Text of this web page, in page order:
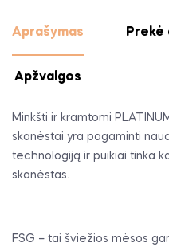
Aprašymas Prekė
Apžvalgos
Minkšti ir kramtomi
skanėstai yra pagaminti
technologiją ir puikiai tinka
skanėstas.
FSG – tai šviežios mėsos